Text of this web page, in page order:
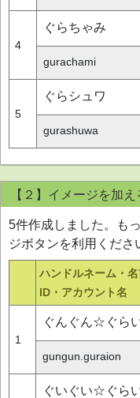
4
ぐらちゃみ
gurachami
5
ぐらシュワ
gurashuwa
【２】イメージを加え
5件作成しました。も
ジボタンを利用くださ
ハンドルネーム・
ID・アカウント名
1
ぐんぐん☆ぐら
gungun.guraion
ぐいぐい☆ぐら